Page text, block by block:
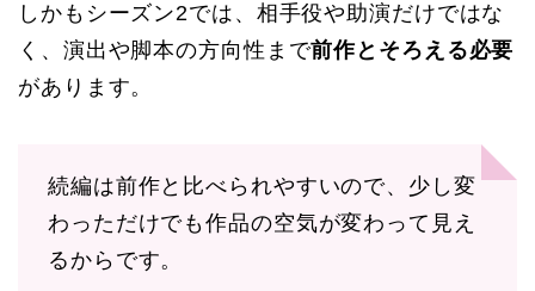
しかもシーズン2では、相手役や助演だけではな
く、演出や脚本の方向性まで前作とそろえる必要
があります。
続編は前作と比べられやすいので、少し変
わっただけでも作品の空気が変わって見え
るからです。